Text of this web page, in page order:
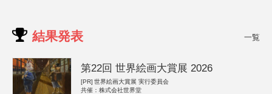
結果発表 一覧
第22回 世界絵画大賞展 2026
[PR] 世界絵画大賞展 実行委員会
共催：株式会社世界堂